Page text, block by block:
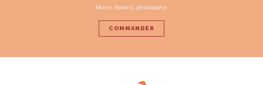
Marie Robert, philosophe
COMMANDER